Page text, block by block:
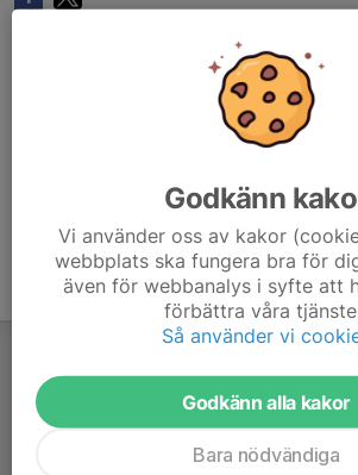
Godkänn
Vi använder oss av kakor
webbplats ska fungera bra för
även för webbanalys i syfte att
förbättra våra
Så använder vi
Godkänn alla kakor
Bara nödvändiga